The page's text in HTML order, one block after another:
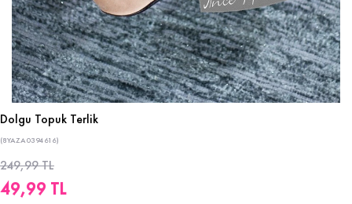
Dolgu Topuk Terlik
(8YAZA0394616)
249,99 TL
49,99 TL